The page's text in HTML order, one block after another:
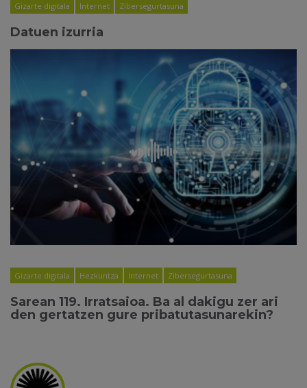
Gizarte digitala Internet Zibersegurtasuna
Datuen izurria
Gizarte digitala Hezkuntza Internet Zibersegurtasuna
Sarean 119. Irratsaioa. Ba al dakigu zer ari
den gertatzen gure pribatutasunarekin?